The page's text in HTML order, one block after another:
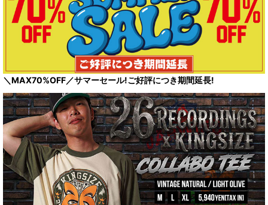
＼MAX70%OFF／サマーセール!ご好評につき期間延長!